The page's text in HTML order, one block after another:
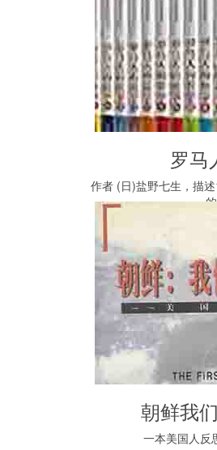
罗马
作者 (日)盐野七生，描
朝鲜我
一本美国人反